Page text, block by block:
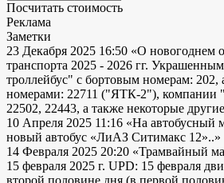
Посчитать стоимость
Реклама
Заметки
23 Декабря 2025 16:50 «О новогоднем
транспорта 2025 - 2026 гг.
троллейбус" с бортовым номерам: 202,
номерами: 22711 ("ЯТК-2"), компании
22502, 22443, а также некоторые
10 Апреля 2025 11:16 «На
новый автобус «ЛиАЗ Ситимакс 12»..»
14 Февраля 2025 20:20 «Трамвайный
15 февраля 2025 г. UPD: 15 февраля
второй половине дня (в первой